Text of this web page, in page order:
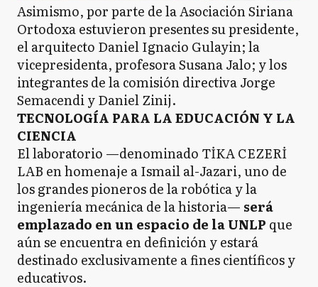
Asimismo, por parte de la Asociación Siriana
Ortodoxa estuvieron presentes su presidente,
el arquitecto Daniel Ignacio Gulayin; la
vicepresidenta, profesora Susana Jalo; y los
integrantes de la comisión directiva Jorge
Semacendi y Daniel Zinij.
TECNOLOGÍA PARA LA EDUCACIÓN Y LA
CIENCIA
El laboratorio —denominado TİKA CEZERİ
LAB en homenaje a Ismail al-Jazari, uno de
los grandes pioneros de la robótica y la
ingeniería mecánica de la historia— será
emplazado en un espacio de la UNLP que
aún se encuentra en definición y estará
destinado exclusivamente a fines científicos y
educativos.